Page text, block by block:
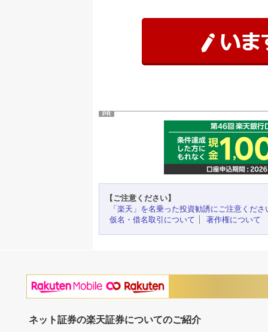
PR
【ご注意ください】
「楽天」を名乗った投資勧誘にご注意くださ
仮名・借名取引について
著作権について
ネット証券の楽天証券についてのご紹介